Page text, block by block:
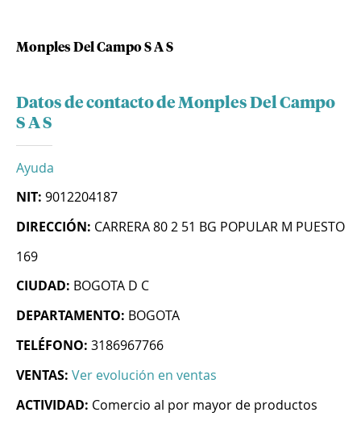
Monples Del Campo S A S
Datos de contacto de Monples Del Campo
S A S
Ayuda
NIT: 9012204187
DIRECCIÓN: CARRERA 80 2 51 BG POPULAR M PUESTO
169
CIUDAD: BOGOTA D C
DEPARTAMENTO: BOGOTA
TELÉFONO: 3186967766
VENTAS: Ver evolución en ventas
ACTIVIDAD: Comercio al por mayor de productos